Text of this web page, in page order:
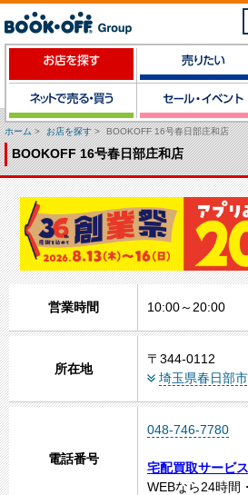
ホーム> お店を探す> BOOKOFF 16号春日部庄和店
BOOKOFF 16号春日部庄和店
営業時間 10:00～20:00
所在地
〒344-0112
埼玉県春日部
電話番号
048-746-7780
宅配買取サービス
WEBなら24時間